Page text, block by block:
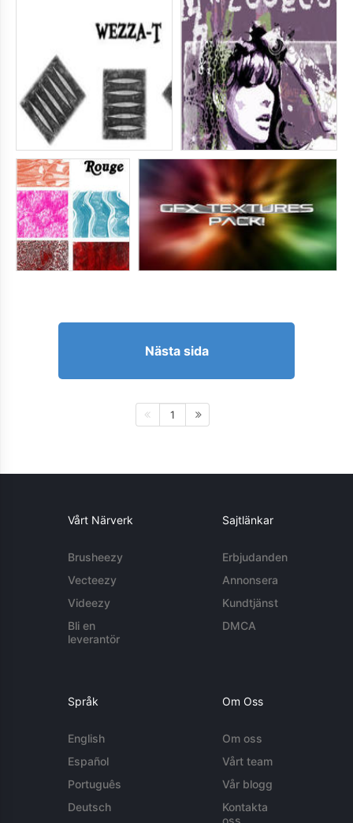
Nästa sida
1
Vårt Närverk
Brusheezy
Vecteezy
Videezy
Bli en
leverantör
Sajtlänkar
Erbjudanden
Annonsera
Kundtjänst
DMCA
Språk
English
Español
Português
Deutsch
Om Oss
Om oss
Vårt team
Vår blogg
Kontakta
oss